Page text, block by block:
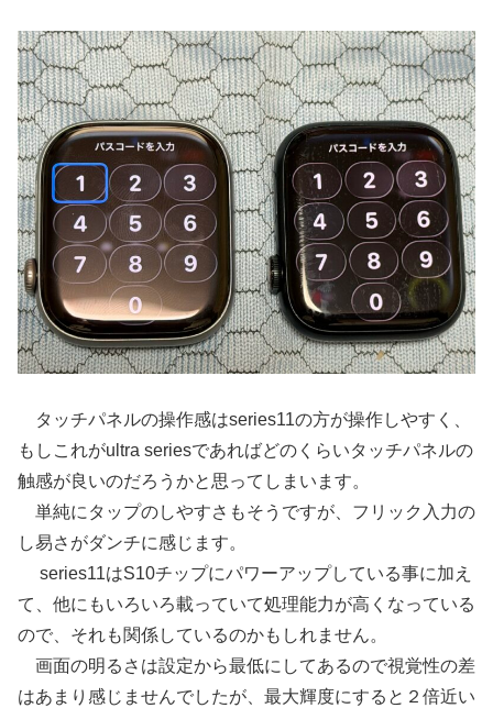
タッチパネルの操作感はseries11の方が操作しやすく、
もしこれがultra seriesであればどのくらいタッチパネルの
触感が良いのだろうかと思ってしまいます。
単純にタップのしやすさもそうですが、フリック入力の
し易さがダンチに感じます。
series11はS10チップにパワーアップしている事に加え
て、他にもいろいろ載っていて処理能力が高くなっている
ので、それも関係しているのかもしれません。
画面の明るさは設定から最低にしてあるので視覚性の差
はあまり感じませんでしたが、最大輝度にすると２倍近い